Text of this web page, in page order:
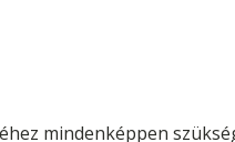
mindenképpen